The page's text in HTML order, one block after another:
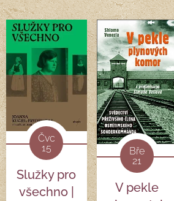
Čvc
15
Služky pro
všechno |
Bře
21
V pekle